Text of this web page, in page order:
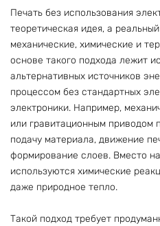
Печать без использования
теоретическая идея, а
механические, химические и
основе такого подхода лежит
альтернативных источников
процессом без стандартных
электроники. Например,
или гравитационным приводом
подачу материала, движение
формирование слоев. Вместо
используются химические
даже природное тепло.
Такой подход требует